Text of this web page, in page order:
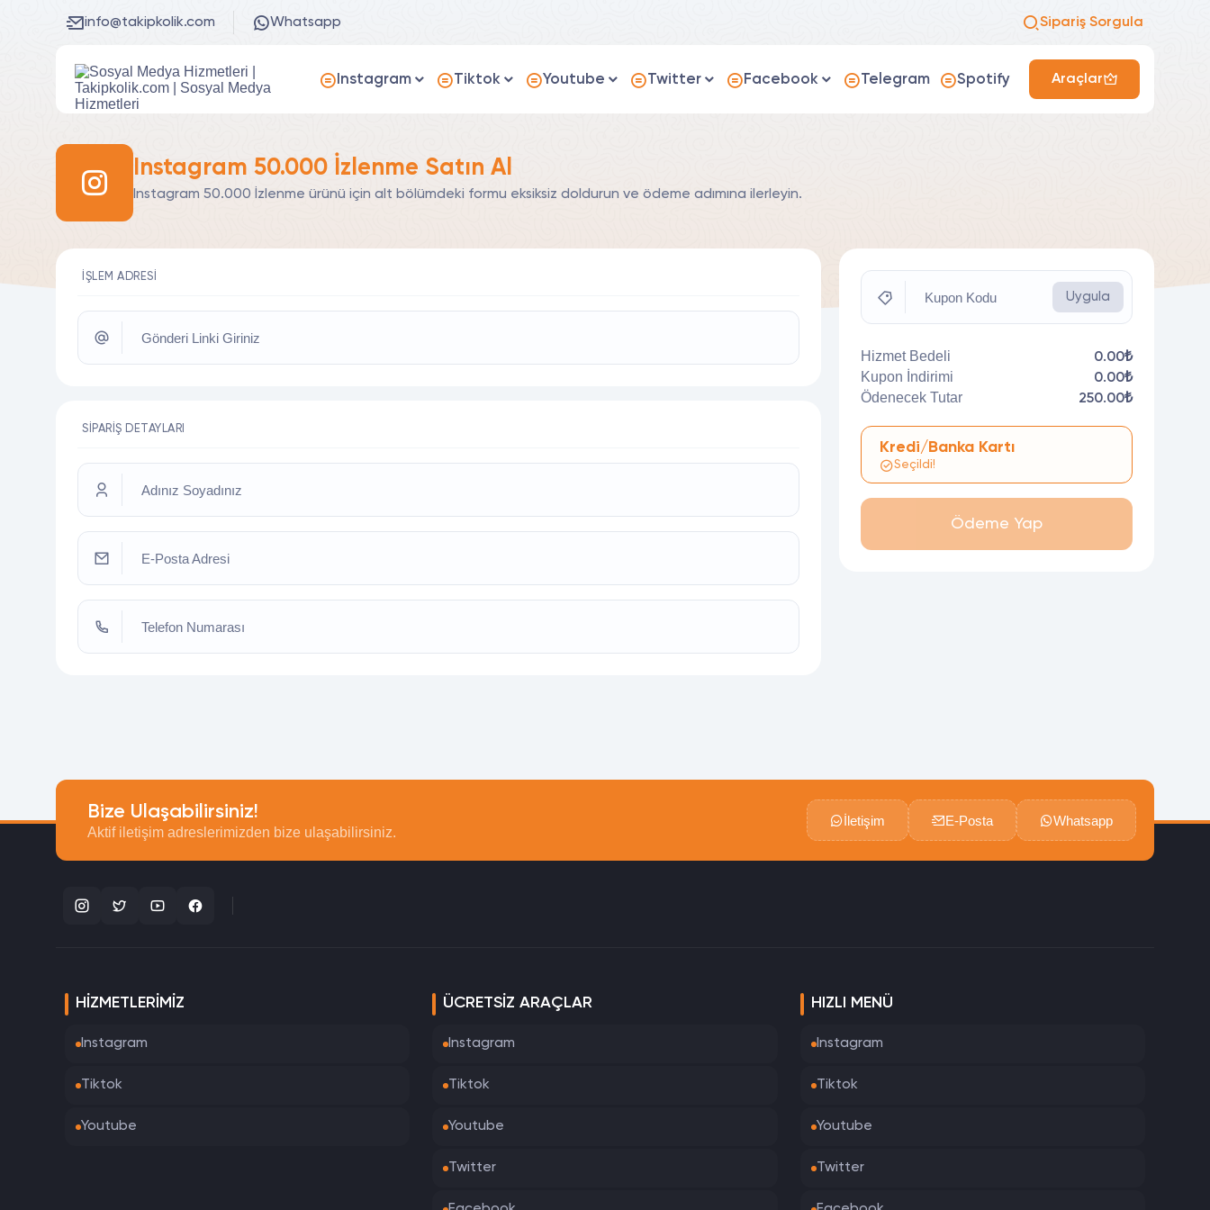
info@takipkolik.com Whatsapp Sipariş Sorgula
Instagram Tiktok Youtube Twitter Facebook Telegram Spotify Araçlar
Instagram 50.000 İzlenme Satın Al
Instagram 50.000 İzlenme ürünü için alt bölümdeki formu eksiksiz doldurun ve ödeme adımına ilerleyin.
İŞLEM ADRESI
Gönderi Linki Giriniz
SIPARIŞ DETAYLARI
Adınız Soyadınız
E-Posta Adresi
Telefon Numarası
Kupon Kodu Uygula
Hizmet Bedeli 0.00₺
Kupon İndirimi 0.00₺
Ödenecek Tutar 250.00₺
Kredi/Banka Kartı
Seçildi!
Ödeme Yap
Bize Ulaşabilirsiniz!
Aktif iletişim adreslerimizden bize ulaşabilirsiniz.
İletişim E-Posta Whatsapp
HIZMETLERIMIZ
Instagram
Tiktok
Youtube
ÜCRETSIZ ARAÇLAR
Instagram
Tiktok
Youtube
Twitter
HIZLI MENÜ
Instagram
Tiktok
Youtube
Twitter